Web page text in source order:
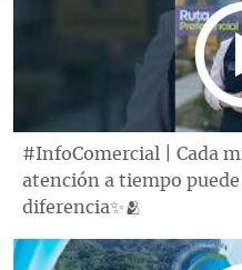
#InfoComercial | Cada
atención a tiempo
diferencia✨🫂